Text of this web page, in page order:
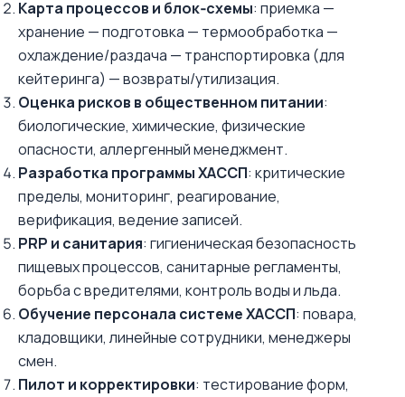
Карта процессов и блок‑схемы: приемка —
хранение — подготовка — термообработка —
охлаждение/раздача — транспортировка (для
кейтеринга) — возвраты/утилизация.
Оценка рисков в общественном питании:
биологические, химические, физические
опасности, аллергенный менеджмент.
Разработка программы ХАССП: критические
пределы, мониторинг, реагирование,
верификация, ведение записей.
PRP и санитария: гигиеническая безопасность
пищевых процессов, санитарные регламенты,
борьба с вредителями, контроль воды и льда.
Обучение персонала системе ХАССП: повара,
кладовщики, линейные сотрудники, менеджеры
смен.
Пилот и корректировки: тестирование форм,